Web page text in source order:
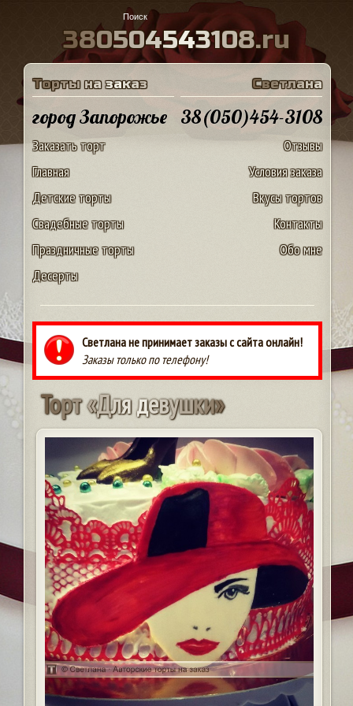
380504543108.ru
Торты на заказ
город Запорожье
Заказать торт
Главная
Детские торты
Свадебные торты
Праздничные торты
Десерты
Светлана
38(050)454-3108
Отзывы
Условия заказа
Вкусы тортов
Контакты
Обо мне
Светлана не принимает заказы с сайта онлайн!
Заказы только по телефону!
Торт«Длядевушки»